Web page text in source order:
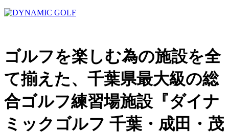
ゴルフを楽しむ為の施設を全
て揃えた、千葉県最大級の総
合ゴルフ練習場施設『ダイナ
ミックゴルフ 千葉・成田・茂